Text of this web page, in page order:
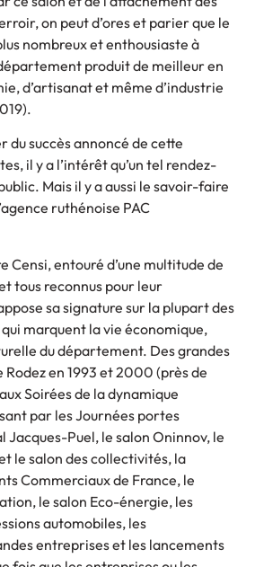
on peut d’ores et parier que le
nombreux et enthousiaste à
produit de meilleur en
d’artisanat et même d’industrie
du succès annoncé de cette
il y a l’intérêt qu’un tel rendez-
Mais il y a aussi le savoir-faire
ruthénoise PAC
Censi, entouré d’une multitude de
tous reconnus pour leur
sa signature sur la plupart des
marquent la vie économique,
du département. Des grandes
en 1993 et 2000 (près de
Soirées de la dynamique
par les Journées portes
Jacques-Puel, le salon Oninnov, le
le salon des collectivités, la
Commerciaux de France, le
le salon Eco-énergie, les
automobiles, les
entreprises et les lancements